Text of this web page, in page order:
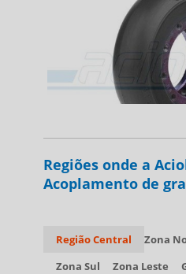
Regiões onde a
Acoplamento de
Região Central Zona
Zona Sul
Zona Leste